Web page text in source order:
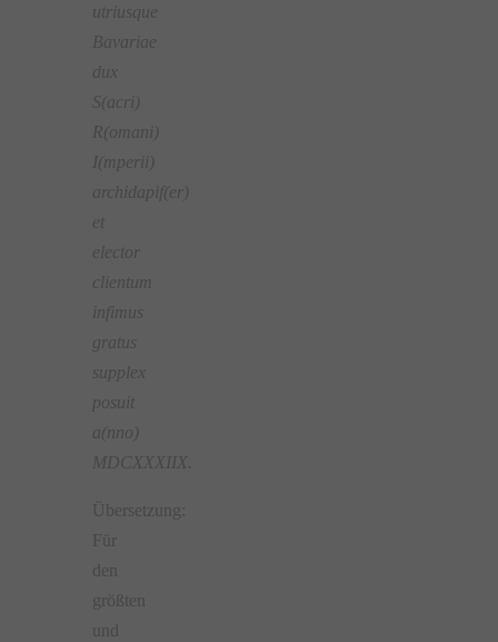
utriusque
Bavariae
dux
S(acri)
R(omani)
I(mperii)
archidapif(er)
et
elector
clientum
infimus
gratus
supplex
posuit
a(nno)
MDCXXXIIX.
Übersetzung:
Für
den
größten
und